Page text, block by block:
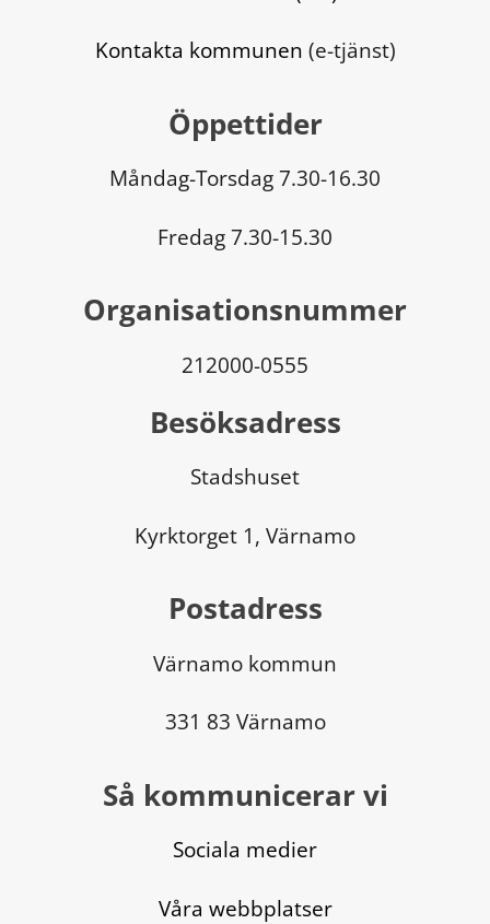
Kontakta kommunen (e-tjänst)
Öppettider
Måndag-Torsdag 7.30-16.30
Fredag 7.30-15.30
Organisationsnummer
212000-0555
Besöksadress
Stadshuset
Kyrktorget 1, Värnamo
Postadress
Värnamo kommun
331 83 Värnamo
Så kommunicerar vi
Sociala medier
Våra webbplatser